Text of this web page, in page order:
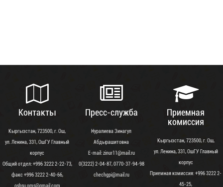
Контакты
Кыргызстан, 723500, г. Ош,
ул. Ленина, 331, ОшГУ Главный
корпус
Общий отдел: +996 3222 2-22-73,
факс +996 3222 2-40-66,
oshsu.oms@gmail.com
Пресс-служба
Нуралиева Зинагул
Абдырашитовна
Е-mail: zinur11@mail.ru
0(3222) 2-04-87, 0770-37-94-98
chechgpi@mail.ru
Приемная
комиссия
Кыргызстан, 723500, г. Ош,
ул. Ленина, 331, ОшГУ Главный
корпус
Приемная комиссия: +996 3222 2-
45-25,